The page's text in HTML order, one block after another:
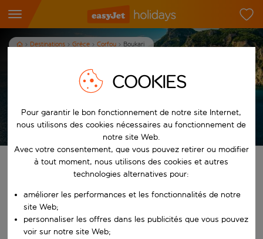
Destinations Grèce Corfou Boukari
Vacances à Boukari
Afficher les vacances
Les conditions générales s’appliquent
Trouvez votre séjour de rêve
Commencez à taper pour la saisie automatique. Lorsque les
À partir de
Vers
COOKIES
Pour garantir le bon fonctionnement de notre site Internet,
nous utilisons des cookies nécessaires au fonctionnement de
notre site Web.
Avec votre consentement, que vous pouvez retirer ou modifier
à tout moment, nous utilisons des cookies et autres
technologies alternatives pour:
améliorer les performances et les fonctionnalités de notre
site Web;
personnaliser les offres dans les publicités que vous pouvez
voir sur notre site Web;